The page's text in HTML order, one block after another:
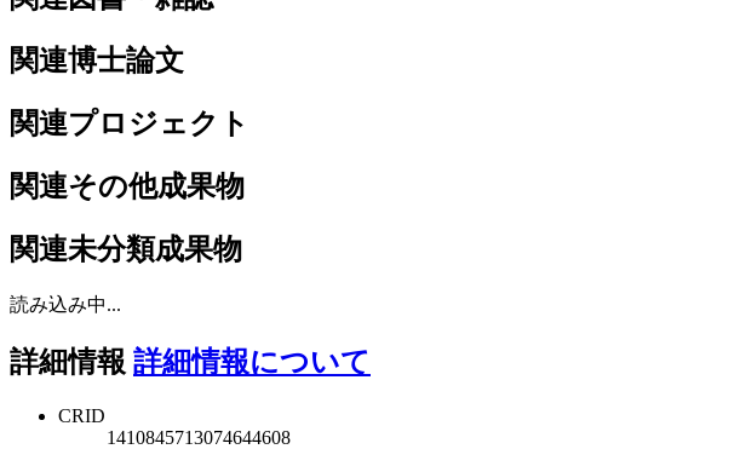
関連博士論文
関連プロジェクト
関連その他成果物
関連未分類成果物
読み込み中...
詳細情報 詳細情報について
CRID
1410845713074644608